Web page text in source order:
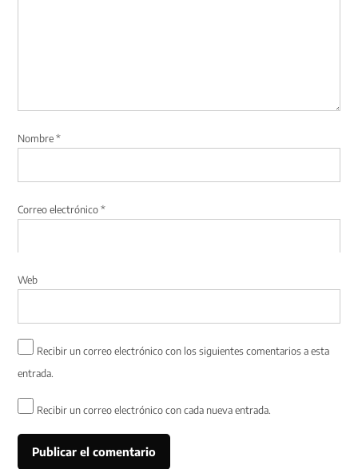
Nombre*
Correo electrónico*
Web
Recibir un correo electrónico con los siguientes comentarios a esta
entrada.
Recibir un correo electrónico con cada nueva entrada.